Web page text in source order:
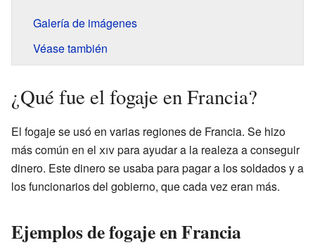
Galería de imágenes
Véase también
¿Qué fue el fogaje en Francia?
El fogaje se usó en varias regiones de Francia. Se hizo
más común en el xivpara ayudar a la realeza a conseguir
dinero. Este dinero se usaba para pagar a los soldados y a
los funcionarios del gobierno, que cada vez eran más.
Ejemplos de fogaje en Francia